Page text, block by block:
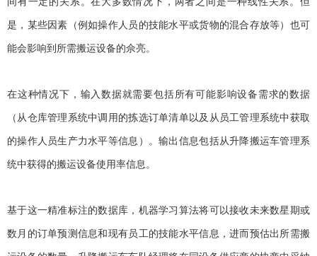
是，某些因素（例如操作人员的技能水平或货物的混合存放等）也可
能会影响到所需搬运设备的佘亮。
在这种情况下，输入数据就需要包括所有可能影响设备需求的数据
（从仓库管理系统中调用的拣选订单清单以及从员工管理系统中获取
的操作人员生产力水平等信息）。输出信息包括从升降搬运车管理系
统中获得的搬运设备使用率信息。
基于这一精准标注的数据库，机器学习算法将可以接收未来数星期或
数月的订单预测信息和现有员工的技能水平信息，进而预估出所需搬